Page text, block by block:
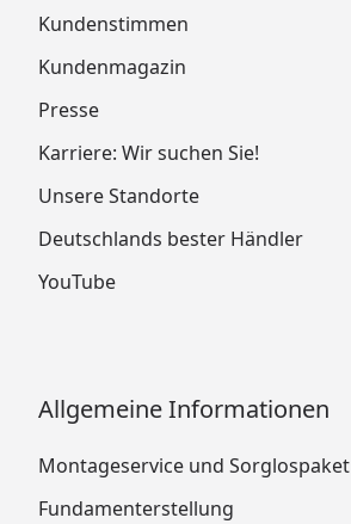
Kundenstimmen
Kundenmagazin
Presse
Karriere: Wir suchen Sie!
Unsere Standorte
Deutschlands bester Händler
YouTube
Allgemeine Informationen
Montageservice und Sorglospaket
Fundamenterstellung